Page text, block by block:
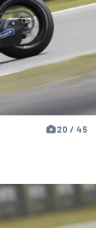
20 / 45